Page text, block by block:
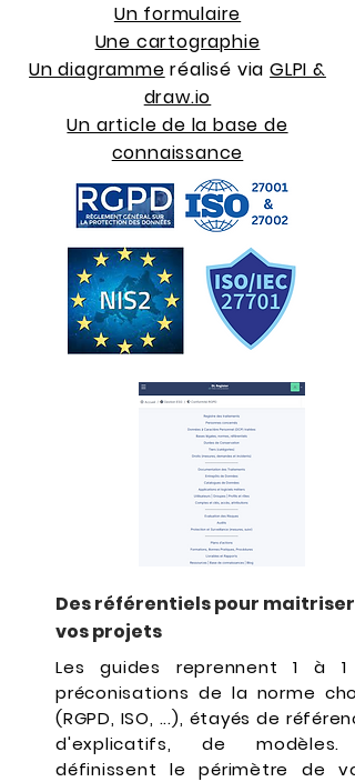
Un formulaire
Une cartographie
Un diagramme réalisé viaGLPI &
draw.io
Un article de la base de
connaissance
Des référentiels pour maitriser
vos projets
Les guides reprennent 1 à 1
préconisations de la norme
(RGPD, ISO, ...), étayés de
d'explicatifs, de modèles.
définissent le périmètre de